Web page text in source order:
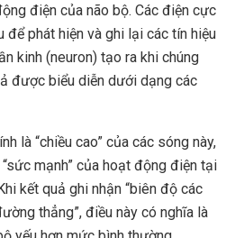
điện của não bộ. Các điện cực
phát hiện và ghi lại các tín hiệu
kinh (neuron) tạo ra khi chúng
được biểu diễn dưới dạng các
là “chiều cao” của các sóng này,
mạnh” của hoạt động điện tại
kết quả ghi nhận “biên độ các
thẳng”, điều này có nghĩa là